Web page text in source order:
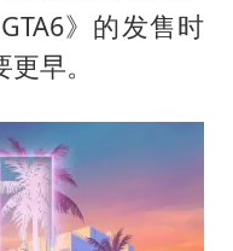
上门女婿出轨女邻居多年被判重婚罪
护市民“菜篮子”
暑期研学游升温 在旅途中增长知识
把节被抹成黑猫
辟谣Bin离队
》的发售时
早。